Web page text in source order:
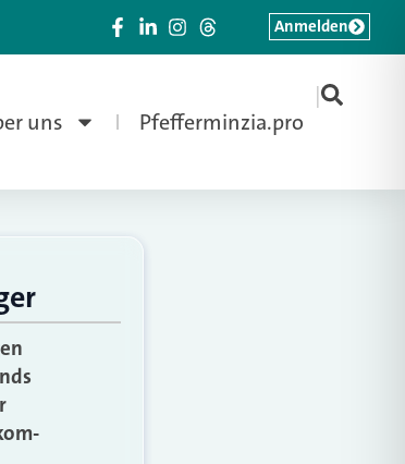
uns Pfefferminzia.pro
|
Anmelden